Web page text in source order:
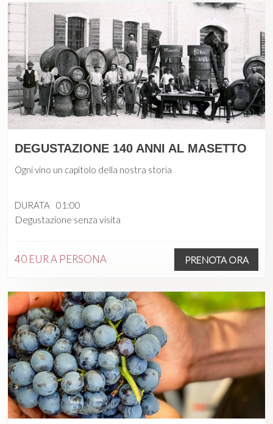
DEGUSTAZIONE 140 ANNI AL MASETTO
Degustazione senza visita
Ogni vino un capitolo della nostra storia
DURATA 01:00
40 EURA PERSONA PRENOTA ORA